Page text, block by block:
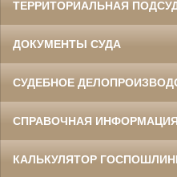
ТЕРРИТОРИАЛЬНАЯ
ДОКУМЕНТЫ СУДА
СУДЕБНОЕ
СПРАВОЧНАЯ ИНФОРМАЦИЯ
КАЛЬКУЛЯТОР